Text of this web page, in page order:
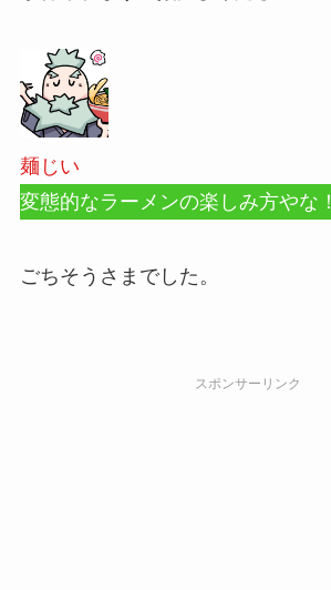
麺じい
変態的なラーメンの楽しみ方やな！
ごちそうさまでした。
スポンサーリンク